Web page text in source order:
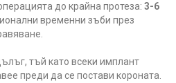
до крайна протеза: 3-6
временни зъби през
тъй като всеки имплант
преди да се постави короната.